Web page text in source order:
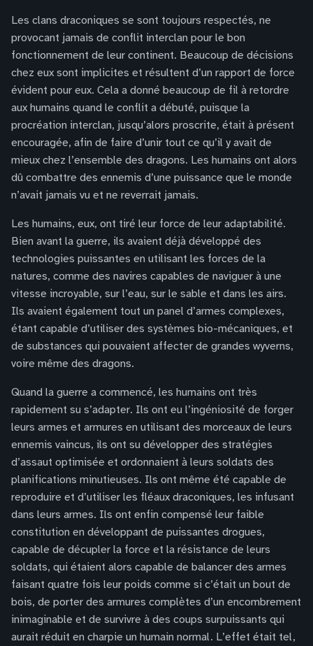
Les clans draconiques se sont toujours respectés, ne
provocant jamais de conflit interclan pour le bon
fonctionnement de leur continent. Beaucoup de décisions
chez eux sont implicites et résultent d’un rapport de force
évident pour eux. Cela a donné beaucoup de fil à retordre
aux humains quand le conflit a débuté, puisque la
procréation interclan, jusqu’alors proscrite, était à présent
encouragée, afin de faire d’unir tout ce qu’il y avait de
mieux chez l’ensemble des dragons. Les humains ont alors
dû combattre des ennemis d’une puissance que le monde
n’avait jamais vu et ne reverrait jamais.
Les humains, eux, ont tiré leur force de leur adaptabilité.
Bien avant la guerre, ils avaient déjà développé des
technologies puissantes en utilisant les forces de la
natures, comme des navires capables de naviguer à une
vitesse incroyable, sur l’eau, sur le sable et dans les airs.
Ils avaient également tout un panel d’armes complexes,
étant capable d’utiliser des systèmes bio-mécaniques, et
de substances qui pouvaient affecter de grandes wyverns,
voire même des dragons.
Quand la guerre a commencé, les humains ont très
rapidement su s’adapter. Ils ont eu l’ingéniosité de forger
leurs armes et armures en utilisant des morceaux de leurs
ennemis vaincus, ils ont su développer des stratégies
d’assaut optimisée et ordonnaient à leurs soldats des
planifications minutieuses. Ils ont même été capable de
reproduire et d’utiliser les fléaux draconiques, les infusant
dans leurs armes. Ils ont enfin compensé leur faible
constitution en développant de puissantes drogues,
capable de décupler la force et la résistance de leurs
soldats, qui étaient alors capable de balancer des armes
faisant quatre fois leur poids comme si c’était un bout de
bois, de porter des armures complètes d’un encombrement
inimaginable et de survivre à des coups surpuissants qui
aurait réduit en charpie un humain normal. L’effet était tel,